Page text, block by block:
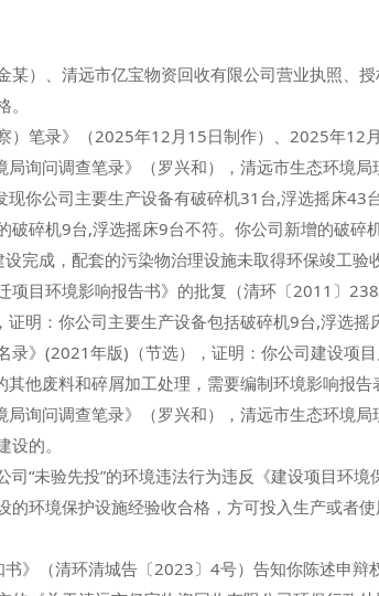
）、清远市亿宝物资回收有限公司营业执照、
笔录》（2025年12月15日制作）、2025年12月
询问调查笔录》（罗兴和），清远市生态环境
你公司主要生产设备有破碎机31台,浮选摇床43
破碎机9台,浮选摇床9台不符。你公司新增的破
完成，配套的污染物治理设施未取得环保竣工验
目环境影响报告书》的批复（清环〔2011〕
明：你公司主要生产设备包括破碎机9台,浮选摇
》(2021年版)（节选），证明：你公司建设项
他废料和碎屑加工处理，需要编制环境影响报告
问调查笔录》（罗兴和），清远市生态环境局
的。
未验先投”的环境违法行为违反《建设项目环境
环境保护设施经验收合格，方可投入生产或者
（清环清城告〔2023〕4号）告知你陈述申辩